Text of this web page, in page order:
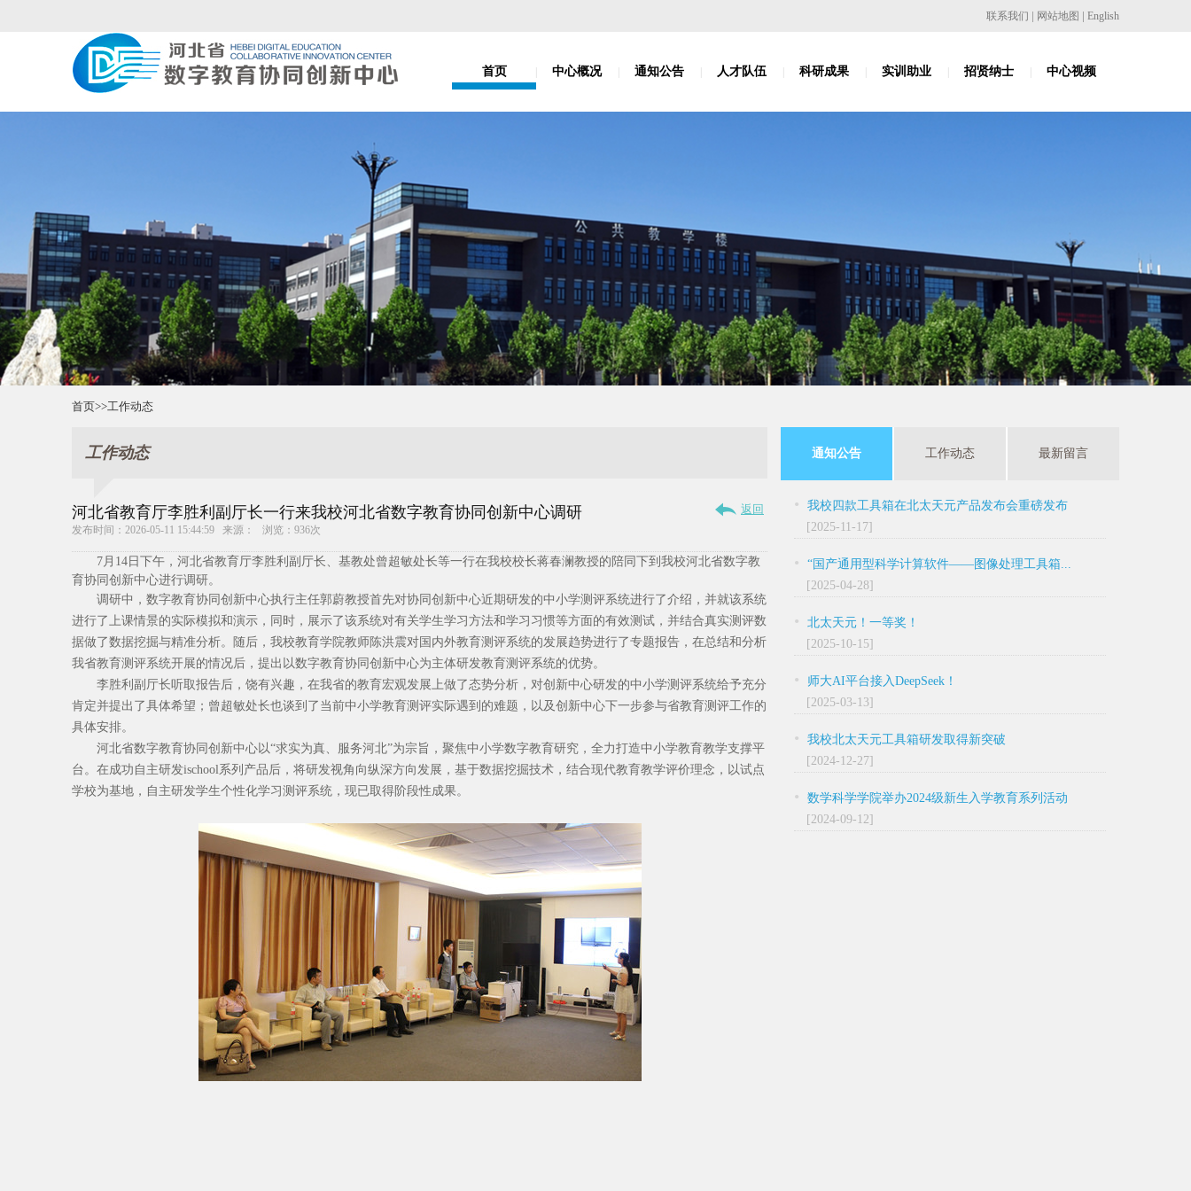
联系我们 | 网站地图 | English
首页 中心概况 通知公告 人才队伍 科研成果 实训助业 招贤纳士 中心视频
首页>>工作动态
通知公告 工作动态 最新留言
•
我校四款工具箱在北太天元产品发布会重磅发布
[2025-11-17]
•
“国产通用型科学计算软件——图像处理工具箱...
[2025-04-28]
•
北太天元！一等奖！
[2025-10-15]
•
师大AI平台接入DeepSeek！
[2025-03-13]
•
我校北太天元工具箱研发取得新突破
[2024-12-27]
•
数学科学学院举办2024级新生入学教育系列活动
[2024-09-12]
工作动态
返回
河北省教育厅李胜利副厅长一行来我校河北省数字教育协同创新中心调研
发布时间：2026-05-11 15:44:59 来源： 浏览： 936次
7月14日下午，河北省教育厅李胜利副厅长、基教处曾超敏处长等一行在我校校长蒋春澜教授的陪同下到我校河北省数字教
育协同创新中心进行调研。
调研中，数字教育协同创新中心执行主任郭蔚教授首先对协同创新中心近期研发的中小学测评系统进行了介绍，并就该系统
进行了上课情景的实际模拟和演示，同时，展示了该系统对有关学生学习方法和学习习惯等方面的有效测试，并结合真实测评数
据做了数据挖掘与精准分析。随后，我校教育学院教师陈洪震对国内外教育测评系统的发展趋势进行了专题报告，在总结和分析
我省教育测评系统开展的情况后，提出以数字教育协同创新中心为主体研发教育测评系统的优势。
李胜利副厅长听取报告后，饶有兴趣，在我省的教育宏观发展上做了态势分析，对创新中心研发的中小学测评系统给予充分
肯定并提出了具体希望；曾超敏处长也谈到了当前中小学教育测评实际遇到的难题，以及创新中心下一步参与省教育测评工作的
具体安排。
河北省数字教育协同创新中心以“求实为真、服务河北”为宗旨，聚焦中小学数字教育研究，全力打造中小学教育教学支撑平
台。在成功自主研发ischool系列产品后，将研发视角向纵深方向发展，基于数据挖掘技术，结合现代教育教学评价理念，以试点
学校为基地，自主研发学生个性化学习测评系统，现已取得阶段性成果。